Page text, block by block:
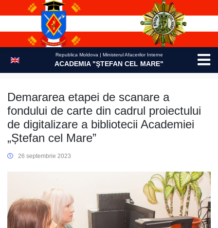
Republica Moldova | Ministerul Afacerilor Interne
ACADEMIA "ŞTEFAN CEL MARE"
Demararea etapei de scanare a
fondului de carte din cadrul proiectului
de digitalizare a bibliotecii Academiei
„Ștefan cel Mare”
26 septembrie 2023